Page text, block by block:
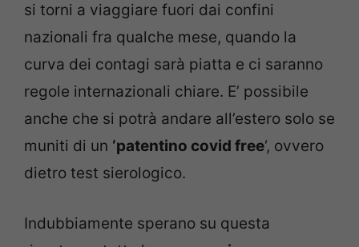
si torni a viaggiare fuori dai confini
nazionali fra qualche mese, quando la
curva dei contagi sarà piatta e ci saranno
regole internazionali chiare. E’ possibile
anche che si potrà andare all’estero solo se
muniti di un ‘patentino covid free‘, ovvero
dietro test sierologico.
Indubbiamente sperano su questa